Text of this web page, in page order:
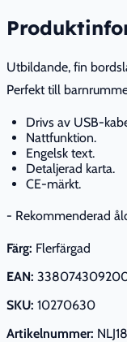
Utbildande, fin
Perfekt till
Drivs av USB-
Nattfunktion.
Engelsk text.
Detaljerad karta.
CE-märkt.
- Rekommenderad
Färg: Flerfärgad
EAN:
SKU: 10270630
Artikelnummer: